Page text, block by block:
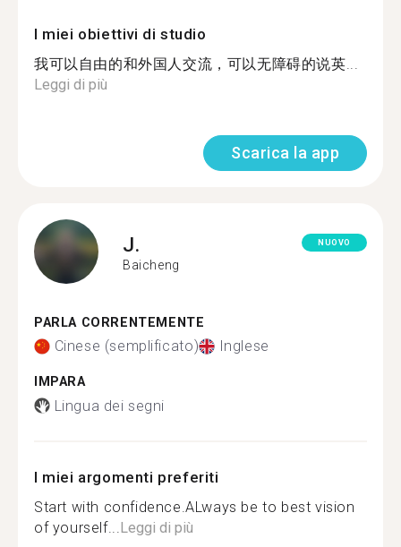
I miei obiettivi di studio
我可以自由的和外国人交流，可以无障碍的说英...
Leggi di più
Scarica la app
J.
Baicheng
NUOVO
PARLA CORRENTEMENTE
Cinese (semplificato) Inglese
IMPARA
Lingua dei segni
I miei argomenti preferiti
Start with confidence.ALways be to best vision
of yourself... Leggi di più